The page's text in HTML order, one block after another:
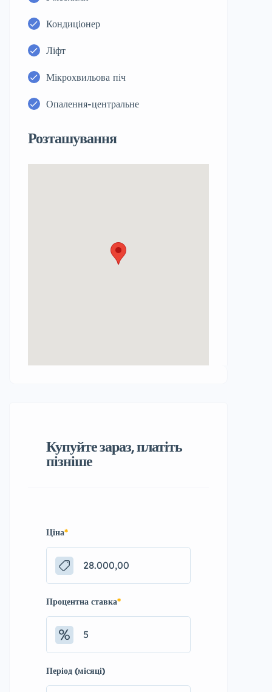
Кондиціонер
Ліфт
Мікрохвильова піч
Опалення-центральне
Розташування
Купуйте зараз, платіть
пізніше
Ціна*
Процентна ставка*
Період (місяці)